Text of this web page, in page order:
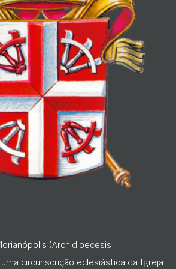
(Archidioecesis
circunscrição eclesiástica da Igreja